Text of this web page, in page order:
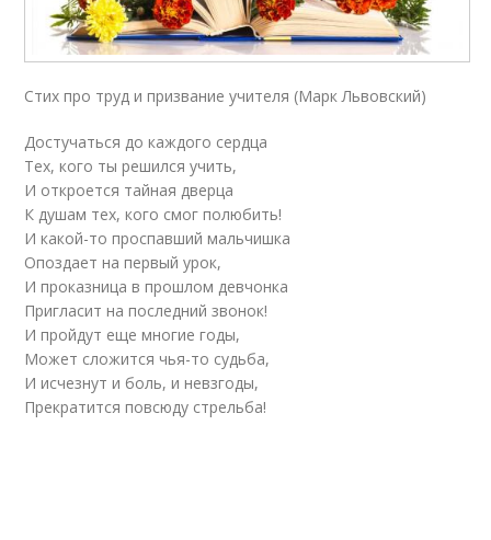
Стих про труд и призвание учителя (Марк Львовский)
Достучаться до каждого сердца
Тех, кого ты решился учить,
И откроется тайная дверца
К душам тех, кого смог полюбить!
И какой-то проспавший мальчишка
Опоздает на первый урок,
И проказница в прошлом девчонка
Пригласит на последний звонок!
И пройдут еще многие годы,
Может сложится чья-то судьба,
И исчезнут и боль, и невзгоды,
Прекратится повсюду стрельба!